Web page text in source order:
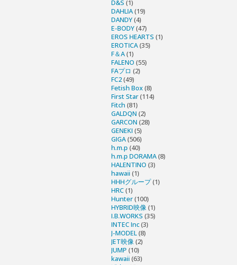
D&S (1)
DAHLIA(19)
DANDY(4)
E-BODY(47)
EROS HEARTS (1)
EROTICA(35)
F＆A(1)
FALENO (55)
FAプロ (2)
FC2(49)
Fetish Box(8)
First Star(114)
Fitch (81)
GALDQN (2)
GARCON (28)
GENEKI (5)
GIGA(506)
h.m.p (40)
h.m.p DORAMA(8)
HALENTINO (3)
hawaii (1)
HHHグループ(1)
HRC(1)
Hunter(100)
HYBRID映像(1)
I.B.WORKS (35)
INTEC Inc(3)
J-MODEL(8)
JET映像(2)
JUMP (10)
kawaii (63)